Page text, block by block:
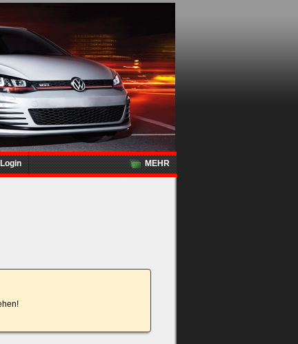
Login MEHR